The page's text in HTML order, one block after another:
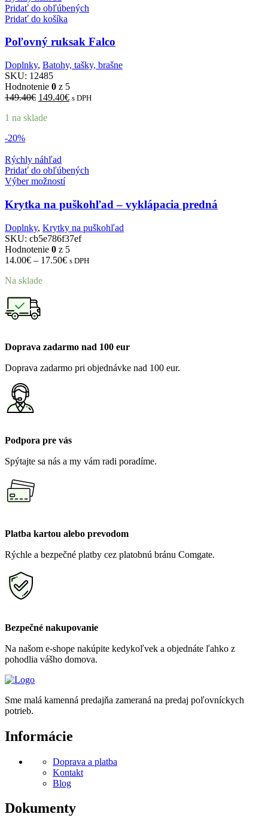
Pridať do obľúbených
Pridať do košíka
Poľovný ruksak Falco
Doplnky, Batohy, tašky, brašne
SKU: 12485
Hodnotenie 0 z 5
149.40€ Pôvodná
bola:
149.40€Aktuálna
s DPH
1 na sklade
-20%
Rýchly náhľad
Pridať do obľúbených
Výber možností
Krytka na puškohľad – vyklápacia predná
Doplnky, Krytky na puškohľad
SKU: cb5e786f37ef
Hodnotenie 0 z 5
14.00€ – 17.50€Price
s DPH
Na sklade
Doprava zadarmo nad 100 eur
Doprava zadarmo pri objednávke nad 100 eur.
Podpora pre vás
Spýtajte sa nás a my vám radi poradíme.
Platba kartou alebo prevodom
Rýchle a bezpečné platby cez platobnú bránu Comgate.
Bezpečné nakupovanie
Na našom e-shope nakúpite kedykoľvek a objednáte ľahko z
pohodlia vášho domova.
Sme malá kamenná predajňa zameraná na predaj poľovníckych
potrieb.
Informácie
Doprava a platba
Kontakt
Blog
Dokumenty